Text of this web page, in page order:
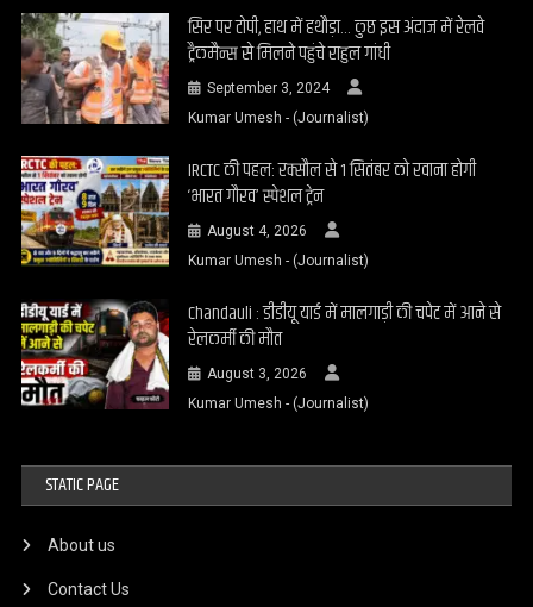
सिर पर टोपी, हाथ में हथौड़ा… कुछ इस अंदाज में रेलवे
ट्रैकमैन्स से मिलने पहुंचे राहुल गांधी
September 3, 2024
Kumar Umesh - (Journalist)
IRCTC की पहल: रक्सौल से 1 सितंबर को रवाना होगी
‘भारत गौरव’ स्पेशल ट्रेन
August 4, 2026
Kumar Umesh - (Journalist)
Chandauli : डीडीयू यार्ड में मालगाड़ी की चपेट में आने से
रेलकर्मी की मौत
August 3, 2026
Kumar Umesh - (Journalist)
STATIC PAGE
About us
Contact Us